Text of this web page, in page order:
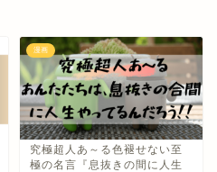
漫画
究極超人あ～る色褪せない至
極の名言『息抜きの間に人生